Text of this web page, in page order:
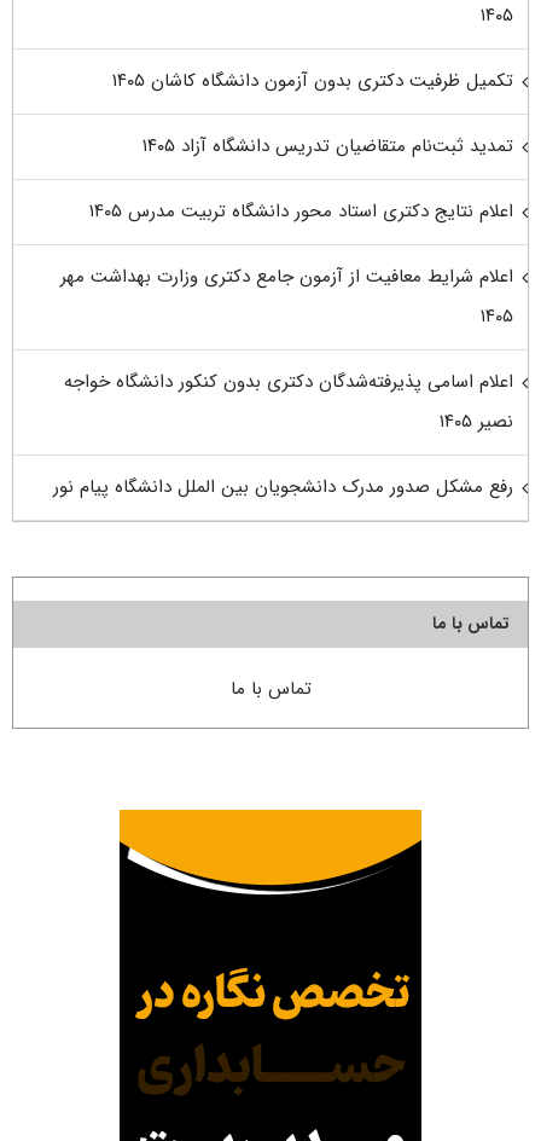
۱۴۰۵
تکمیل ظرفیت دکتری بدون آزمون دانشگاه کاشان ۱۴۰۵
تمدید ثبت‌نام متقاضیان تدریس دانشگاه آزاد ۱۴۰۵
اعلام نتایج دکتری استاد محور دانشگاه تربیت مدرس ۱۴۰۵
اعلام شرایط معافیت از آزمون جامع دکتری وزارت بهداشت مهر
۱۴۰۵
اعلام اسامی پذیرفته‌شدگان دکتری بدون کنکور دانشگاه خواجه
نصیر ۱۴۰۵
رفع مشکل صدور مدرک دانشجویان بین الملل دانشگاه پیام نور
تماس با ما
تماس با ما